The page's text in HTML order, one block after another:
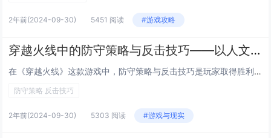
2年前(2024-09-30) 5451 阅读 #游戏攻略
穿越火线中的防守策略与反击技巧——以人文旅游视角解析
在《穿越火线》这款游戏中，防守策略与反击技巧是玩家取得胜利的关键。玩家需善于利用地形优势进行布防，例如选择狭窄通道或视野开阔的位置作为防守点。保持良好的团队沟通和协作，合理分配队员位置，确保防线无死角。对于反击，要把握时机，运用烟雾弹、闪光...
防守策略 反击技巧
2年前(2024-09-30) 5303 阅读 #游戏与现实